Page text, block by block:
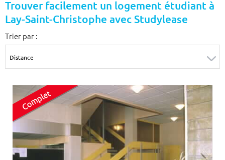
Budget min
€
Budget max
m² m²
Type de location
Colocation
Votre date d'entrée
Trouver facilement un logement étudiant à
Lay-Saint-Christophe avec Studylease
Trier par :